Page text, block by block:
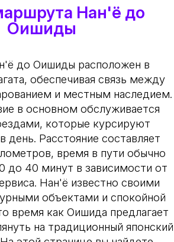
Нан'ё до
Оишиды
до Оишиды расположен в
обеспечивая связь между
и местным наследием.
в основном обслуживается
которые курсируют
день. Расстояние составляет
время в пути обычно
до 40 минут в зависимости от
Нан'ё известно своими
объектами и спокойной
время как Оишида предлагает
на традиционный японский